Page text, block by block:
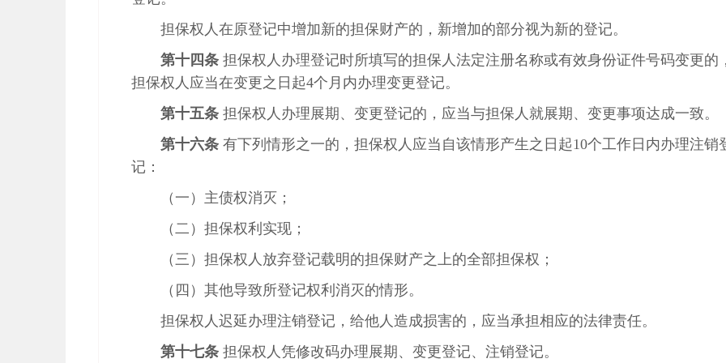
担保权人在原登记中增加新的担保财产的，新增加的部分视为新的登记。
第十四条担保权人办理登记时所填写的担保人法定注册名称或有效身份证件号码变更的
担保权人应当在变更之日起4个月内办理变更登记。
第十五条担保权人办理展期、变更登记的，应当与担保人就展期、变更事项达成一致。
第十六条有下列情形之一的，担保权人应当自该情形产生之日起10个工作日内办理注销
记：
（一）主债权消灭；
（二）担保权利实现；
（三）担保权人放弃登记载明的担保财产之上的全部担保权；
（四）其他导致所登记权利消灭的情形。
担保权人迟延办理注销登记，给他人造成损害的，应当承担相应的法律责任。
第十七条担保权人凭修改码办理展期、变更登记、注销登记。